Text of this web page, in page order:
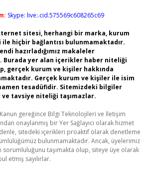
Skype: live:.cid.575569c608265c69
sitesi, herhangi bir marka, kurum
ile hiçbir bağlantısı bulunmamaktadır.
hazırladığımız makaleler
Burada yer alan içerikler haber niteliği
gerçek kurum ve kişiler hakkında
Gerçek kurum ve kişiler ile isim
tesadüfidir. Sitemizdeki bilgiler
tavsiye niteliği taşımazlar.
Kanun gereğince Bilgi Teknolojileri ve İletişim
onaylanmış bir Yer Sağlayıcı olarak hizmet
sitedeki içerikleri proaktif olarak denetleme
bulunmamaktadır. Ancak, üyelerimiz
sorumluluğunu taşımakta olup, siteye üye olarak
etmiş sayılırlar.